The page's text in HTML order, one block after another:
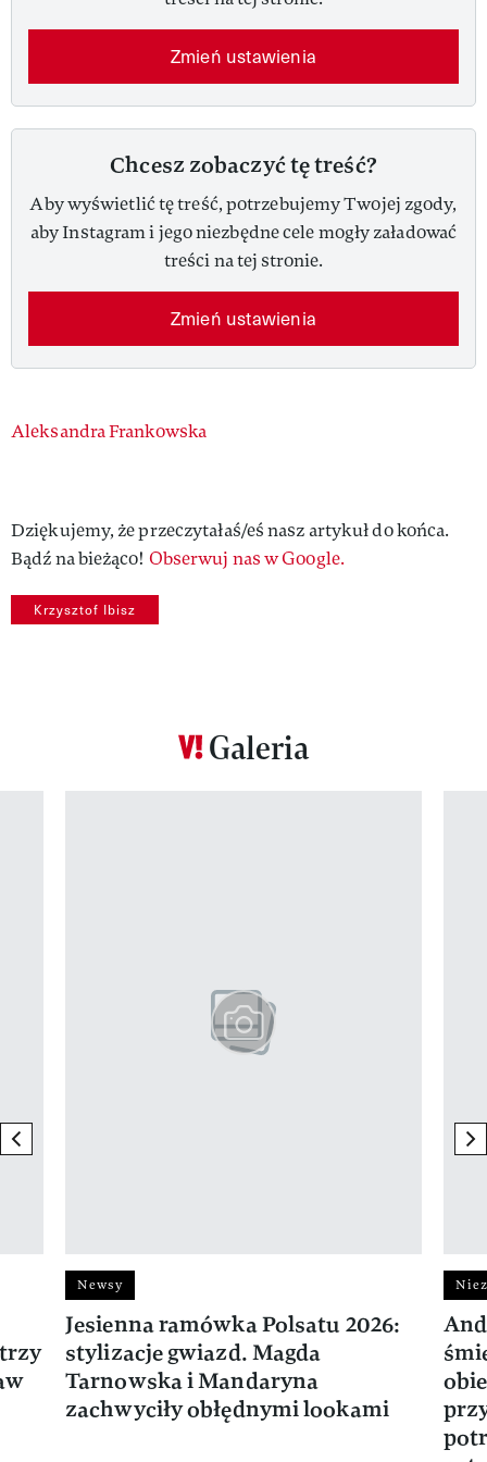
Zmień ustawienia
Chcesz zobaczyć tę treść?
Aby wyświetlić tę treść, potrzebujemy Twojej zgody,
aby Instagram i jego niezbędne cele mogły załadować
treści na tej stronie.
Zmień ustawienia
Authors
Aleksandra Frankowska
Dziękujemy, że przeczytałaś/eś nasz artykuł do końca.
Bądź na bieżąco! Obserwuj nas w Google.
Krzysztof Ibisz
Galeria
previous element
Newsy
Jesienna ramówka Polsatu 2026:
stylizacje gwiazd. Magda
Tarnowska i Mandaryna
zachwyciły obłędnymi lookami